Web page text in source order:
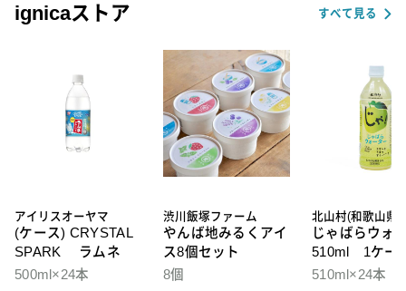
ignicaストア すべて見る
アイリスオーヤマ
(ケース) CRYSTAL
SPARK ラムネ
500ml×24本
渋川飯塚ファーム
やんば地みるくアイ
ス8個セット
8個
北山村(和歌山県)
じゃばらウォ
510ml 1ケー
本入
510ml×24本